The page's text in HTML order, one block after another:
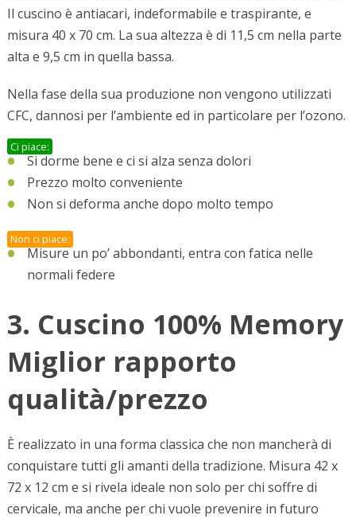
Il cuscino è antiacari, indeformabile e traspirante, e
misura 40 x 70 cm. La sua altezza è di 11,5 cm nella parte
alta e 9,5 cm in quella bassa.
Nella fase della sua produzione non vengono utilizzati
CFC, dannosi per l’ambiente ed in particolare per l’ozono.
Ci piace:
Si dorme bene e ci si alza senza dolori
Prezzo molto conveniente
Non si deforma anche dopo molto tempo
Non ci piace:
Misure un po’ abbondanti, entra con fatica nelle
normali federe
3. Cuscino 100% Memory
Miglior rapporto
qualità/prezzo
È realizzato in una forma classica che non mancherà di
conquistare tutti gli amanti della tradizione. Misura 42 x
72 x 12 cm e si rivela ideale non solo per chi soffre di
cervicale, ma anche per chi vuole prevenire in futuro